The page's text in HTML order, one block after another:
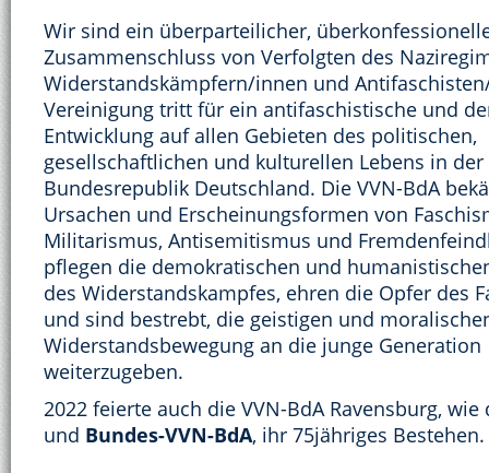
Wir sind ein überparteilicher,
Zusammenschluss von Verfolgten des
Widerstandskämpfern/innen und
Vereinigung tritt für ein antifaschistische und
Entwicklung auf allen Gebieten des politischen,
gesellschaftlichen und kulturellen Lebens in der
Bundesrepublik Deutschland. Die VVN-BdA
Ursachen und Erscheinungsformen von
Militarismus, Antisemitismus und
pflegen die demokratischen und
des Widerstandskampfes, ehren die Opfer des
und sind bestrebt, die geistigen und
Widerstandsbewegung an die junge Generation
weiterzugeben.
2022 feierte auch die VVN-BdA Ravensburg,
und Bundes-VVN-BdA, ihr 75jähriges Bestehen.